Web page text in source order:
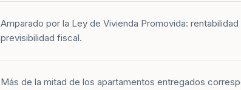
Amparado por la Ley de Vivienda Promovida: rentabilidad
previsibilidad fiscal.
Más de la mitad de los apartamentos entregados